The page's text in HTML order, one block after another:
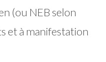
(ou NEB selon
et à manifestation